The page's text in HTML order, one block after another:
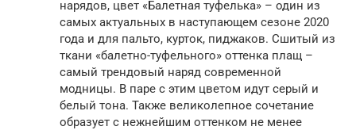
нарядов, цвет «Балетная туфелька» – один из
самых актуальных в наступающем сезоне 2020
года и для пальто, курток, пиджаков. Сшитый из
ткани «балетно-туфельного» оттенка плащ –
самый трендовый наряд современной
модницы. В паре с этим цветом идут серый и
белый тона. Также великолепное сочетание
образует с нежнейшим оттенком не менее